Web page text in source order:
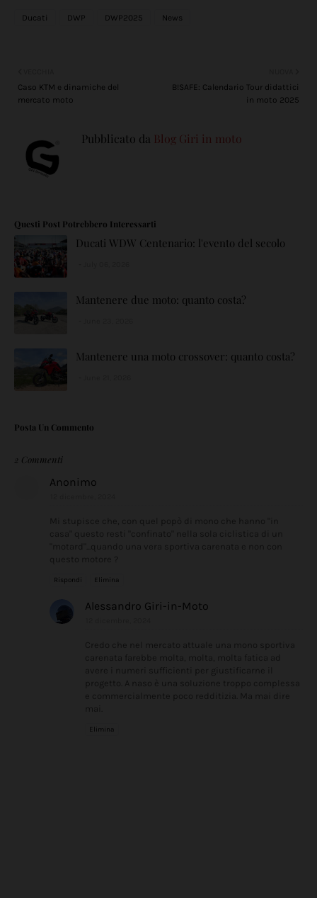
Ducati DWP DWP2025 News
B!SAFE: Calendario Tour didattici
in moto 2025
Caso KTM e dinamiche del
mercato moto
Pubblicato da Blog Giri in moto
Questi Post Potrebbero Interessarti
Ducati WDW Centenario: l'evento del secolo
Mantenere due moto: quanto costa?
Mantenere una moto crossover: quanto costa?
Posta Un Commento
2 Commenti
Anonimo
Rispondi Elimina
Alessandro Giri-in-Moto
Elimina